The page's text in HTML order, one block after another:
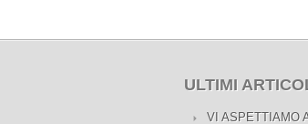
ULTIMI
VI ASPETTIAMO